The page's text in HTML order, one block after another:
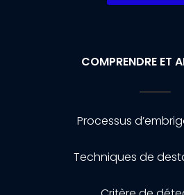
COMPRENDRE ET
Processus
Techniques de